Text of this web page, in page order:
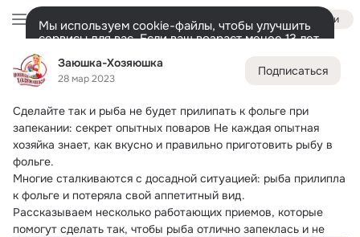
Заюшка-Хозяюшка
28 мар 2023
Подписаться
Сделайте так и рыба не будет прилипать к фольге при
запекании: секрет опытных поваров Не каждая опытная
хозяйка знает, как вкусно и правильно приготовить рыбу в
фольге.
Многие сталкиваются с досадной ситуацией: рыба прилипла
к фольге и потеряла свой аппетитный вид.
Рассказываем несколько работающих приемов, которые
помогут сделать так, чтобы рыба отлично запеклась и не
Войти
Мы используем cookie-файлы, чтобы улучшить
сервисы для вас. Если ваш возраст менее 13 лет,
настроить cookie-файлы должен ваш законный
представитель.Больше информации
Разрешить все
Заюшка-Хозяюшка
Лента Участники
Дополнительная
56 732 Обсуждаемые